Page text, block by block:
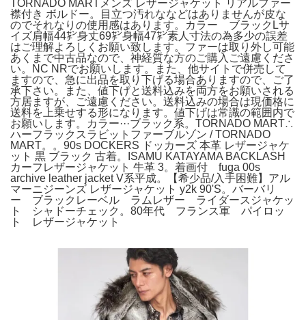
TORNADO MARTメンズ レザージャケット リアルファー
襟付き ボルドー。目立つ汚れななどはありませんが皮な
のでそれなりの使用感はあります。カラー ブラックLサ
イズ肩幅44㌢身丈69㌢身幅47㌢素人寸法の為多少の誤差
はご理解よろしくお願い致します。ファーは取り外し可能
あくまで中古品なので、神経質な方のご購入ご遠慮くださ
い。NC NRでお願いします。また、他サイトで併売して
ますので、急に出品を取り下げる場合ありますので、ご了
承下さい。また、値下げと送料込みを両方をお願いされる
方居ますが、ご遠慮ください。送料込みの場合は現価格に
送料を上乗せする形になります。値下げは常識の範囲内で
お願いします。カラー···ブラック系。TORNADO MART∴
ハーフラックスラビットファーブルゾン / TORNADO
MART。。90s DOCKERS ドッカーズ 本革 レザージャケ
ット 黒 ブラック 古着。ISAMU KATAYAMA BACKLASH
カーフレザージャケット 牛革 3。着画付 fuga 00s
archive leather jacket V系平成。【希少品/入手困難】アル
マーニジーンズ レザージャケット y2k 90'S。バーバリ
ー ブラックレーベル ラムレザー ライダースジャケッ
ト シャドーチェック。80年代 フランス軍 パイロッ
ト レザージャケット